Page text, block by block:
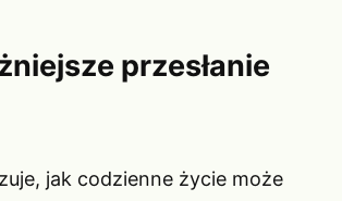
przesłanie
jak codzienne życie może